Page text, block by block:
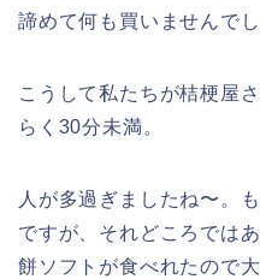
諦めて何も買いませんでし
こうして私たちが桔梗屋
らく30分未満。
人が多過ぎましたね〜。
ですが、それどころでは
餅ソフトが食べれたので